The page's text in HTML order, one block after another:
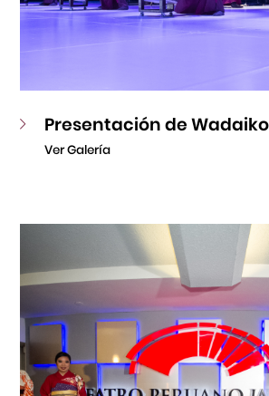
Presentación de
Ver Galería